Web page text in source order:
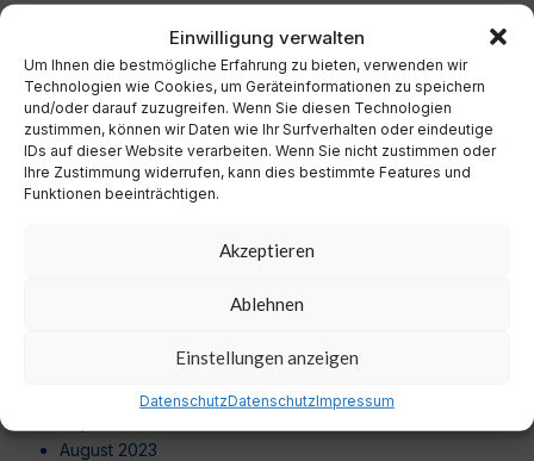
Einwilligung verwalten
Um Ihnen die bestmögliche Erfahrung zu bieten, verwenden wir
Technologien wie Cookies, um Geräteinformationen zu speichern
und/oder darauf zuzugreifen. Wenn Sie diesen Technologien
zustimmen, können wir Daten wie Ihr Surfverhalten oder eindeutige
IDs auf dieser Website verarbeiten. Wenn Sie nicht zustimmen oder
Ihre Zustimmung widerrufen, kann dies bestimmte Features und
Funktionen beeinträchtigen.
Akzeptieren
Ablehnen
Einstellungen anzeigen
DatenschutzDatenschutzImpressum
Dezember 2024
November 2024
Oktober 2024
September 2024
August 2024
Juli 2024
Juni 2024
Mai 2024
November 2023
Oktober 2023
August 2023